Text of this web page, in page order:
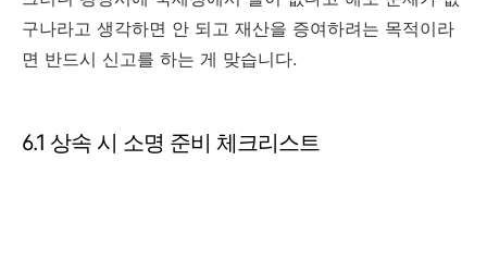
구나라고 생각하면 안 되고 재산을 증여하려는 목적이라
면 반드시 신고를 하는 게 맞습니다.
6.1 상속 시 소명 준비 체크리스트